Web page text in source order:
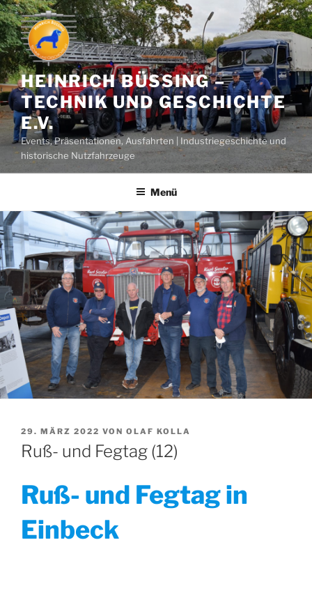
Zum
Inhalt
springen
HEINRICH BÜSSING –
TECHNIK UND GESCHICHTE
E.V.
Events, Präsentationen, Ausfahrten | Industriegeschichte und
historische Nutzfahrzeuge
Menü
VERÖFFENTLICHT
AM
29. MÄRZ 2022 VON OLAF KOLLA
Ruß- und Fegtag (12)
Ruß- und Fegtag in
Einbeck